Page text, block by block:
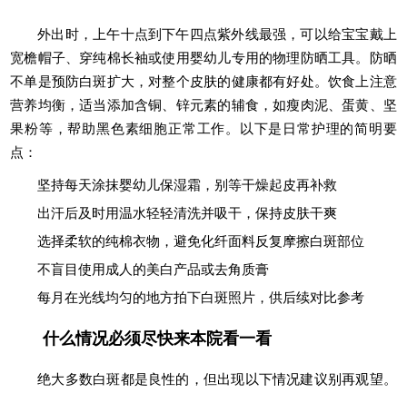
外出时，上午十点到下午四点紫外线最强，可以给宝宝戴上
宽檐帽子、穿纯棉长袖或使用婴幼儿专用的物理防晒工具。防晒
不单是预防白斑扩大，对整个皮肤的健康都有好处。饮食上注意
营养均衡，适当添加含铜、锌元素的辅食，如瘦肉泥、蛋黄、坚
果粉等，帮助黑色素细胞正常工作。以下是日常护理的简明要
点：
坚持每天涂抹婴幼儿保湿霜，别等干燥起皮再补救
出汗后及时用温水轻轻清洗并吸干，保持皮肤干爽
选择柔软的纯棉衣物，避免化纤面料反复摩擦白斑部位
不盲目使用成人的美白产品或去角质膏
每月在光线均匀的地方拍下白斑照片，供后续对比参考
什么情况必须尽快来本院看一看
绝大多数白斑都是良性的，但出现以下情况建议别再观望。